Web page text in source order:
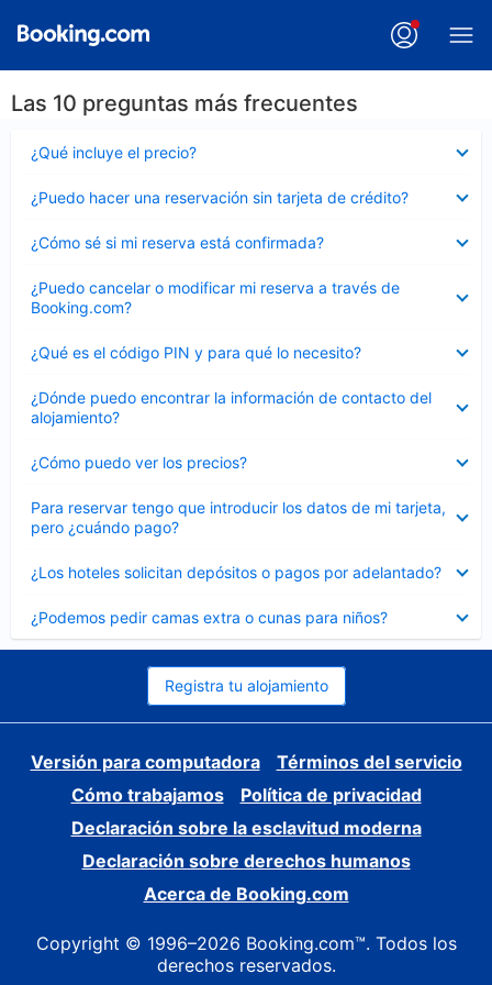
Las 10 preguntas más frecuentes
¿Qué incluye el precio?
cerrado
¿Puedo hacer una reservación sin tarjeta de crédito?
cerrado
¿Cómo sé si mi reserva está confirmada?
cerrado
¿Puedo cancelar o modificar mi reserva a través de
Booking.com?
cerrado
¿Qué es el código PIN y para qué lo necesito?
cerrado
¿Dónde puedo encontrar la información de contacto del
alojamiento?
cerrado
¿Cómo puedo ver los precios?
cerrado
Para reservar tengo que introducir los datos de mi tarjeta,
pero ¿cuándo pago?
cerrado
¿Los hoteles solicitan depósitos o pagos por adelantado?
cerrado
¿Podemos pedir camas extra o cunas para niños?
cerrado
Registra tu alojamiento
Versión para computadora
Términos del servicio
Cómo trabajamos
Política de privacidad
Declaración sobre la esclavitud moderna
Declaración sobre derechos humanos
Acerca de Booking.com
Copyright © 1996–2026 Booking.com™. Todos los
derechos reservados.